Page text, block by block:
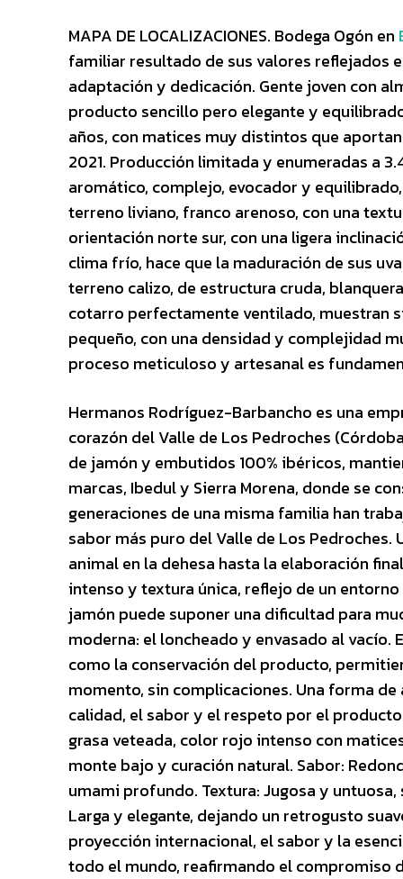
MAPA DE LOCALIZACIONES. Bodega Ogón en
familiar resultado de sus valores reflejados
adaptación y dedicación. Gente joven con
producto sencillo pero elegante y
años, con matices muy distintos que
2021. Producción limitada y enumeradas a
aromático, complejo, evocador y
terreno liviano, franco arenoso, con una
orientación norte sur, con una ligera
clima frío, hace que la maduración de sus
terreno calizo, de estructura cruda,
cotarro perfectamente ventilado, muestran
pequeño, con una densidad y complejidad
proceso meticuloso y artesanal es
Hermanos Rodríguez-Barbancho es una
corazón del Valle de Los Pedroches
de jamón y embutidos 100% ibéricos,
marcas, Ibedul y Sierra Morena, donde se
generaciones de una misma familia han
sabor más puro del Valle de Los
animal en la dehesa hasta la elaboración
intenso y textura única, reflejo de un
jamón puede suponer una dificultad para
moderna: el loncheado y envasado al
como la conservación del producto,
momento, sin complicaciones. Una forma
calidad, el sabor y el respeto por el
grasa veteada, color rojo intenso con
monte bajo y curación natural. Sabor:
umami profundo. Textura: Jugosa y
Larga y elegante, dejando un retrogusto
proyección internacional, el sabor y la
todo el mundo, reafirmando el compromiso